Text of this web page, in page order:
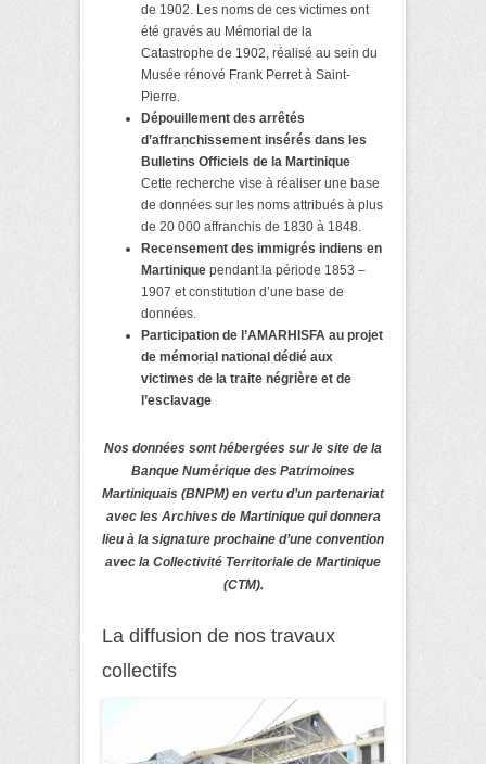
de 1902. Les noms de ces victimes ont
été gravés au Mémorial de la
Catastrophe de 1902, réalisé au sein du
Musée rénové Frank Perret à Saint-
Pierre.
Dépouillement des arrêtés
d’affranchissement insérés dans les
Bulletins Officiels de la Martinique
Cette recherche vise à réaliser une base
de données sur les noms attribués à plus
de 20 000 affranchis de 1830 à 1848.
Recensement des immigrés indiens en
Martinique pendant la période 1853 –
1907 et constitution d’une base de
données.
Participation de l’AMARHISFA au projet
de mémorial national dédié aux
victimes de la traite négrière et de
l’esclavage
Nos données sont hébergées sur le site de la
Banque Numérique des Patrimoines
Martiniquais (BNPM) en vertu d’un partenariat
avec les Archives de Martinique qui donnera
lieu à la signature prochaine d’une convention
avec la Collectivité Territoriale de Martinique
(CTM).
La diffusion de nos travaux
collectifs